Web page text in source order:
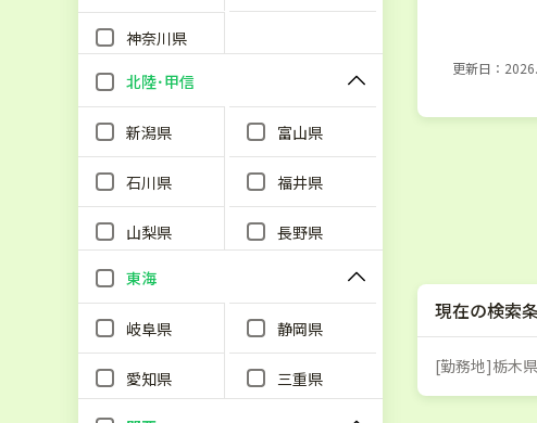
神奈川県
北陸･甲信
新潟県 富山県
石川県 福井県
山梨県 長野県
東海
岐阜県 静岡県
愛知県 三重県
更新日：
現在の検索
[勤務地]栃木